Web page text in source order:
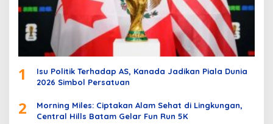
1
Isu Politik Terhadap AS, Kanada Jadikan Piala Dunia
2026 Simbol Persatuan
2
Morning Miles: Ciptakan Alam Sehat di Lingkungan,
Central Hills Batam Gelar Fun Run 5K